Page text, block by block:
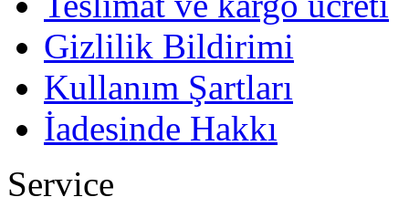
Gizlilik Bildirimi
Kullanım Şartları
İadesinde Hakkı
Service